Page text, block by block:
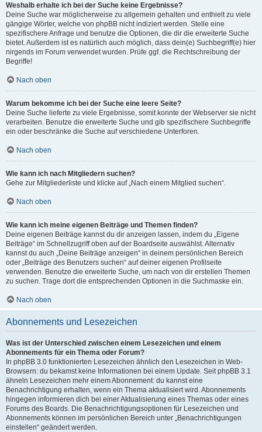
Weshalb erhalte ich bei der Suche keine Ergebnisse?
Deine Suche war möglicherweise zu allgemein gehalten und enthielt zu viele
gängige Wörter, welche von phpBB nicht indiziert werden. Stelle eine
spezifischere Anfrage und benutze die Optionen, die dir die erweiterte Suche
bietet. Außerdem ist es natürlich auch möglich, dass dein(e) Suchbegriff(e) hier
nirgends im Forum verwendet wurden. Prüfe ggf. die Rechtschreibung der
Begriffe!
Nach oben
Warum bekomme ich bei der Suche eine leere Seite?
Deine Suche lieferte zu viele Ergebnisse, somit konnte der Webserver sie nicht
verarbeiten. Benutze die erweiterte Suche und gib spezifischere Suchbegriffe
ein oder beschränke die Suche auf verschiedene Unterforen.
Nach oben
Wie kann ich nach Mitgliedern suchen?
Gehe zur Mitgliederliste und klicke auf „Nach einem Mitglied suchen“.
Nach oben
Wie kann ich meine eigenen Beiträge und Themen finden?
Deine eigenen Beiträge kannst du dir anzeigen lassen, indem du „Eigene
Beiträge“ im Schnellzugriff oben auf der Boardseite auswählst. Alternativ
kannst du auch „Deine Beiträge anzeigen“ in deinem persönlichen Bereich
oder „Beiträge des Benutzers suchen“ auf deiner eigenen Profilseite
verwenden. Benutze die erweiterte Suche, um nach von dir erstellen Themen
zu suchen. Trage dort die entsprechenden Optionen in die Suchmaske ein.
Nach oben
Abonnements und Lesezeichen
Was ist der Unterschied zwischen einem Lesezeichen und einem
Abonnements für ein Thema oder Forum?
In phpBB 3.0 funktionierten Lesezeichen ähnlich den Lesezeichen in Web-
Browsern: du bekamst keine Informationen bei einem Update. Seit phpBB 3.1
ähneln Lesezeichen mehr einem Abonnement: du kannst eine
Benachrichtigung erhalten, wenn ein Thema aktualisiert wird. Abonnements
hingegen informieren dich bei einer Aktualisierung eines Themas oder eines
Forums des Boards. Die Benachrichtigungsoptionen für Lesezeichen und
Abonnements können im persönlichen Bereich unter „Benachrichtigungen
einstellen“ geändert werden.